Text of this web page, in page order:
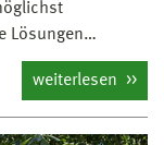
Lösungen…
weiterlesen